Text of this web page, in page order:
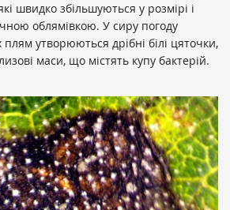
швидко збільшуються у розмірі і
облямівкою. У сиру погоду
утворюються дрібні білі цяточки,
маси, що містять купу бактерій.